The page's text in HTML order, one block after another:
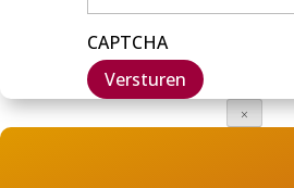
CAPTCHA
×